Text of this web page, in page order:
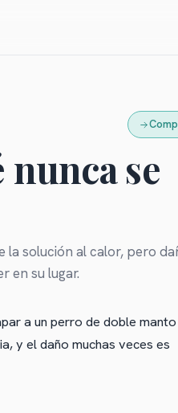
se
la solución al calor, pero
en su lugar.
a un perro de doble manto
y el daño muchas veces es